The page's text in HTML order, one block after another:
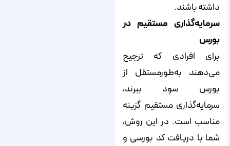
داشته باشند.
سرمایه‌گذاری مستقیم در
بورس
برای افرادی که ترجیح
می‌دهند به‌طورمستقل از
بورس سود ببرند،
سرمایه‌گذاری مستقیم گزینه
مناسب است. در این روش،
شما با دریافت کد بورسی و